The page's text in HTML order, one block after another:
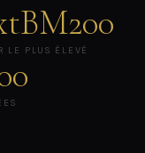
LE PLUS ÉLEVÉ